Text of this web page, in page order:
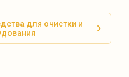
для очистки и